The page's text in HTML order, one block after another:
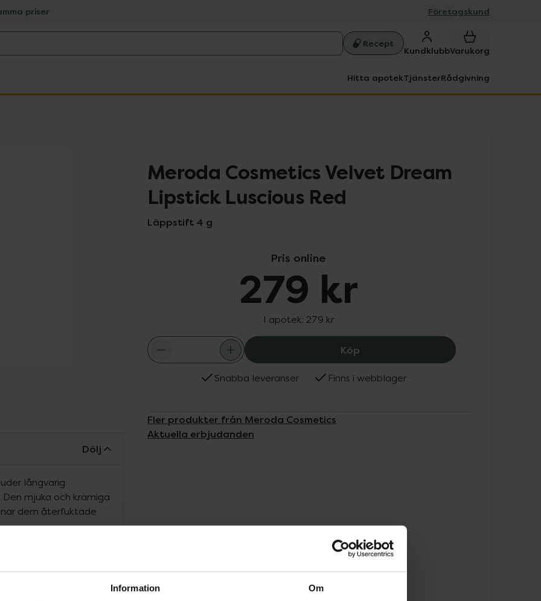
Information Om
priser Företagskund
Recept
KundklubbVarukorg
Hitta apotekTjänsterRådgivning
Meroda Cosmetics Velvet Dream
Lipstick Luscious Red
Läppstift 4 g
Pris online
279 kr
I apotek: 279 kr
Köp Meroda Cosmetics Velvet Dream
Snabba leveranser Finns i webblager
Fler produkter från Meroda Cosmetics
Aktuella erbjudanden
Dölj
långvarig
mjuka och krämiga
dem återfuktade
utan att tappa färg